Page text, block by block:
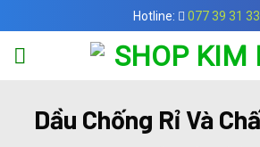
to
content
Hotline: 077 39 31
Dầu Chống Rỉ Và